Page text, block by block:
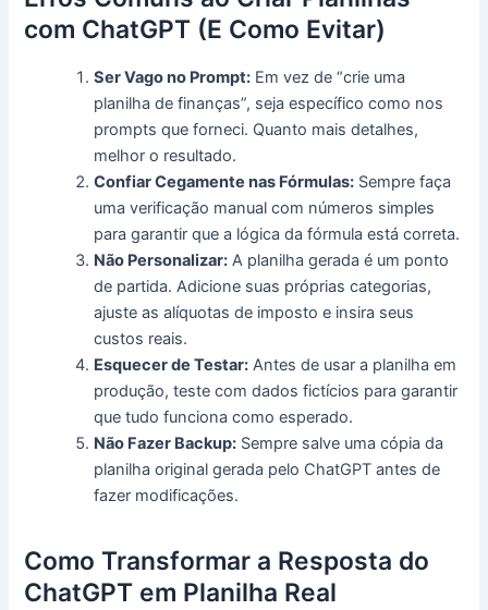
com ChatGPT (E Como Evitar)
Ser Vago no Prompt: Em vez de “crie uma
planilha de finanças”, seja específico como nos
prompts que forneci. Quanto mais detalhes,
melhor o resultado.
Confiar Cegamente nas Fórmulas: Sempre faça
uma verificação manual com números simples
para garantir que a lógica da fórmula está correta.
Não Personalizar: A planilha gerada é um ponto
de partida. Adicione suas próprias categorias,
ajuste as alíquotas de imposto e insira seus
custos reais.
Esquecer de Testar: Antes de usar a planilha em
produção, teste com dados fictícios para garantir
que tudo funciona como esperado.
Não Fazer Backup: Sempre salve uma cópia da
planilha original gerada pelo ChatGPT antes de
fazer modificações.
Como Transformar a Resposta do
ChatGPT em Planilha Real